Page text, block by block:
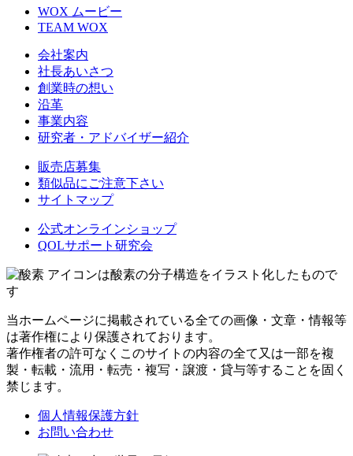
WOX ムービー
TEAM WOX
会社案内
社長あいさつ
創業時の想い
沿革
事業内容
研究者・アドバイザー紹介
販売店募集
類似品にご注意下さい
サイトマップ
公式オンラインショップ
QOLサポート研究会
アイコンは酸素の分子構造をイラスト化したもので
す
当ホームページに掲載されている全ての画像・文章・情報等
は著作権により保護されております。
著作権者の許可なくこのサイトの内容の全て又は一部を複
製・転載・流用・転売・複写・譲渡・貸与等することを固く
禁じます。
個人情報保護方針
お問い合わせ